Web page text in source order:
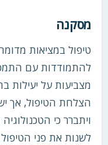
מסקנה
טיפול במציאות
להתמודדות עם
מצביעות על יעילות
הצלחת הטיפול, אך
ויתברר כי
לשנות את פני